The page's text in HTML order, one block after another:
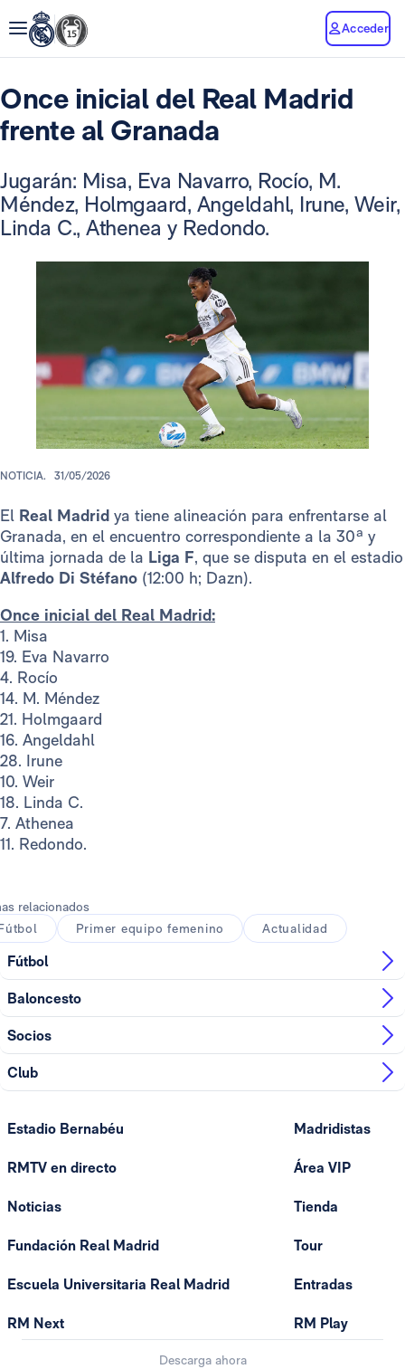
Acceder
Once inicial del Real Madrid
frente al Granada
Jugarán: Misa, Eva Navarro, Rocío, M.
Méndez, Holmgaard, Angeldahl, Irune, Weir,
Linda C., Athenea y Redondo.
NOTICIA. 31/05/2026
El Real Madrid ya tiene alineación para enfrentarse al
Granada, en el encuentro correspondiente a la 30ª y
última jornada de la Liga F, que se disputa en el estadio
Alfredo Di Stéfano (12:00 h; Dazn).
Once inicial del Real Madrid:
1. Misa
19. Eva Navarro
4. Rocío
14. M. Méndez
21. Holmgaard
16. Angeldahl
28. Irune
10. Weir
18. Linda C.
7. Athenea
11. Redondo.
relacionados
Primer equipo femenino Actualidad
Fútbol
Baloncesto
Socios
Club
Estadio Bernabéu
RMTV en directo
Noticias
Fundación Real Madrid
Escuela Universitaria Real Madrid
RM Next
Madridistas
Área VIP
Tienda
Tour
Entradas
RM Play
Descarga ahora